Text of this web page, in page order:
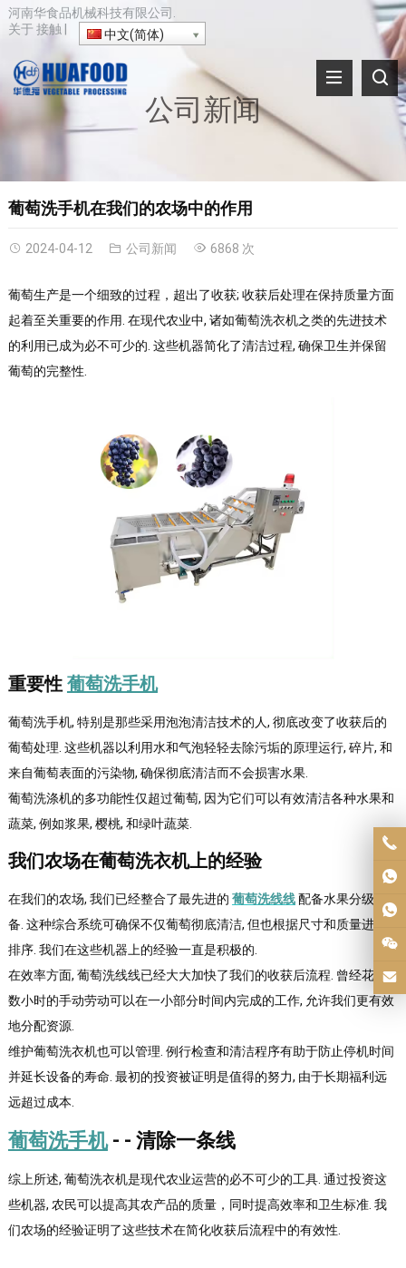
河南华食品机械科技有限公司.
关于 接触 中文(简体)
公司新闻
葡萄洗手机在我们的农场中的作用
2024-04-12 公司新闻 6868 次
葡萄生产是一个细致的过程，超出了收获; 收获后处理在保持质量方面
起着至关重要的作用. 在现代农业中, 诸如葡萄洗衣机之类的先进技术
的利用已成为必不可少的. 这些机器简化了清洁过程, 确保卫生并保留
葡萄的完整性.
重要性 葡萄洗手机
葡萄洗手机, 特别是那些采用泡泡清洁技术的人, 彻底改变了收获后的
葡萄处理. 这些机器以利用水和气泡轻轻去除污垢的原理运行, 碎片, 和
来自葡萄表面的污染物, 确保彻底清洁而不会损害水果.
葡萄洗涤机的多功能性仅超过葡萄, 因为它们可以有效清洁各种水果和
蔬菜, 例如浆果, 樱桃, 和绿叶蔬菜.
我们农场在葡萄洗衣机上的经验
在我们的农场, 我们已经整合了最先进的 葡萄洗线线配备水果分级设
备. 这种综合系统可确保不仅葡萄彻底清洁, 但也根据尺寸和质量进行
排序. 我们在这些机器上的经验一直是积极的.
在效率方面, 葡萄洗线线已经大大加快了我们的收获后流程. 曾经花费
数小时的手动劳动可以在一小部分时间内完成的工作, 允许我们更有效
地分配资源.
维护葡萄洗衣机也可以管理. 例行检查和清洁程序有助于防止停机时间
并延长设备的寿命. 最初的投资被证明是值得的努力, 由于长期福利远
远超过成本.
葡萄洗手机- - 清除一条线
综上所述, 葡萄洗衣机是现代农业运营的必不可少的工具. 通过投资这
些机器, 农民可以提高其农产品的质量，同时提高效率和卫生标准. 我
们农场的经验证明了这些技术在简化收获后流程中的有效性.